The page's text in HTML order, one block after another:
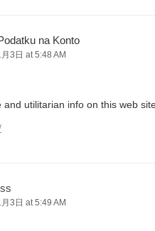
na Konto
3日 at 5:48 AM
and utilitarian info on this web
3日 at 5:49 AM